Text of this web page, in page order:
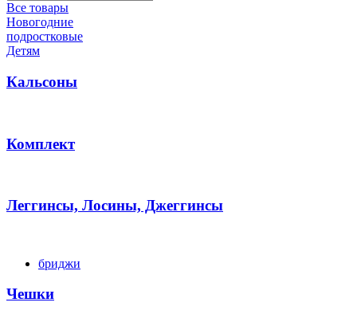
Все товары
Новогодние
подростковые
Детям
Кальсоны
Комплект
Леггинсы, Лосины, Джеггинсы
бриджи
Чешки